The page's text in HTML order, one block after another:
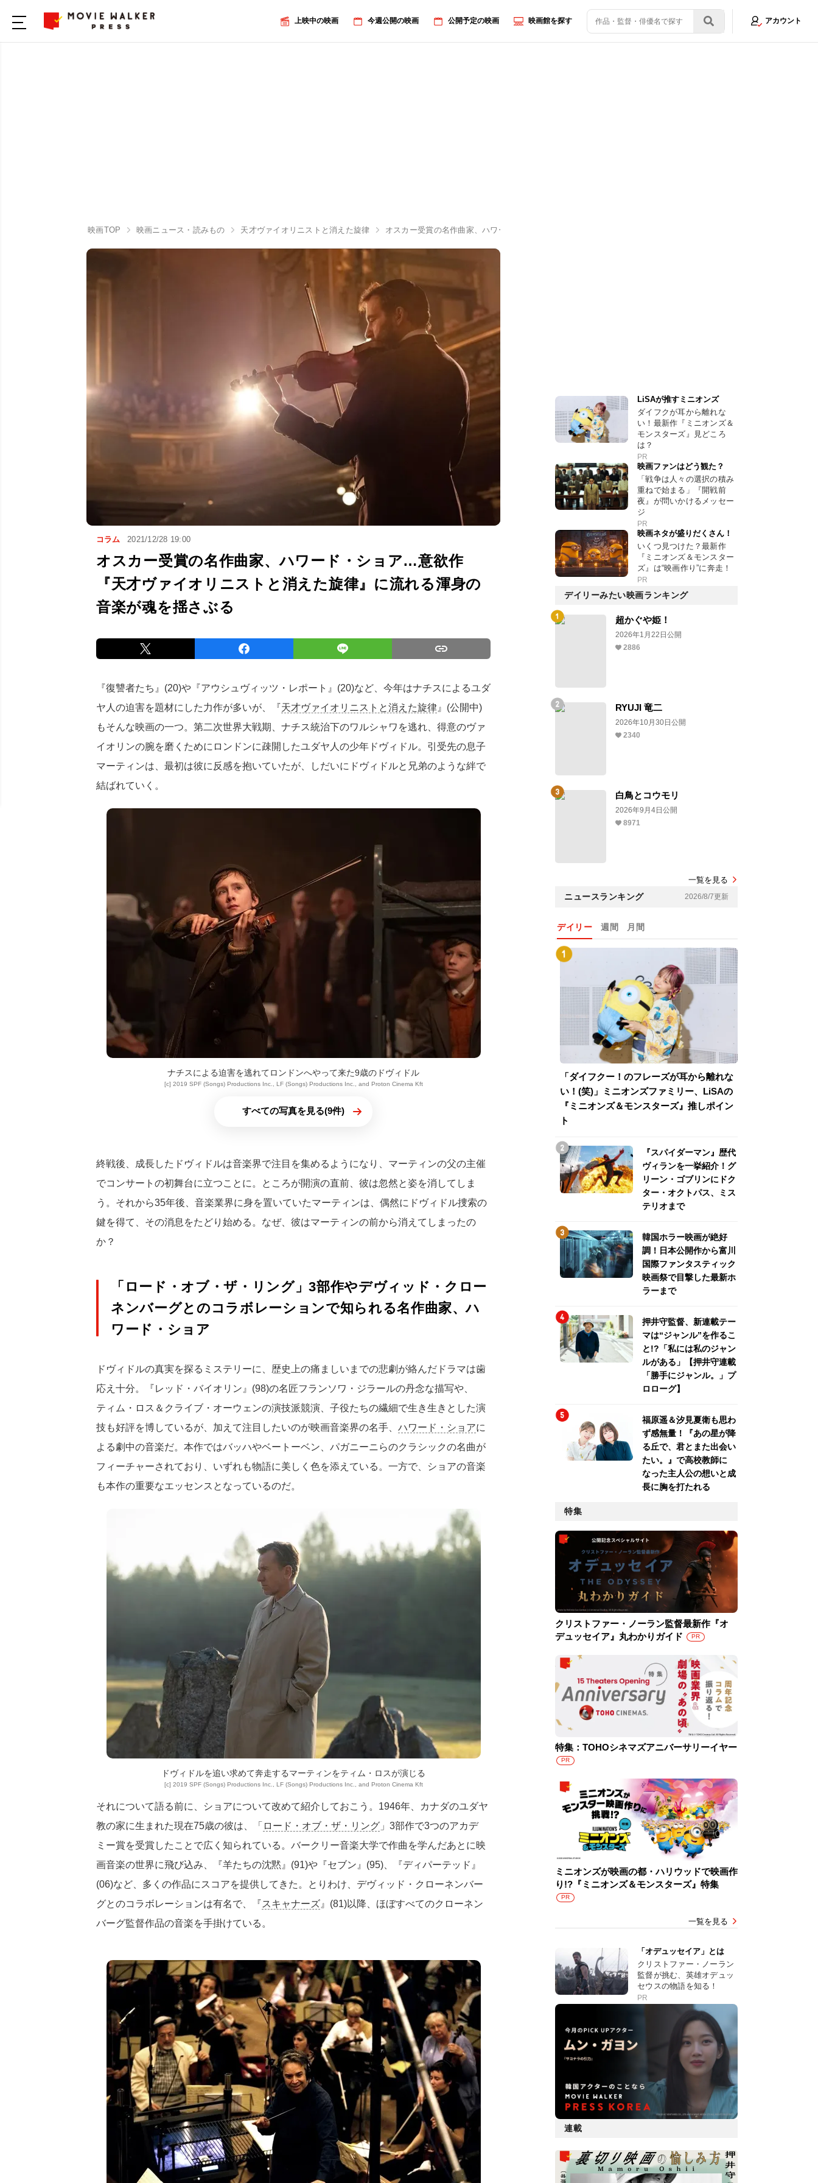
上映中の映画 今週公開の映画 公開予定の映画 映画館を探す アカウント
映画TOP 映画ニュース・読みもの 天才ヴァイオリニストと消えた旋律 オスカー受賞の名作曲家、ハワード・ショア…意欲作『天才ヴァイオリニストと消えた旋律』に流れる渾身の音楽が魂
コラム 2021/12/28 19:00
オスカー受賞の名作曲家、ハワード・ショア…意欲作
『天才ヴァイオリニストと消えた旋律』に流れる渾身の
音楽が魂を揺さぶる
『復讐者たち』(20)や『アウシュヴィッツ・レポート』(20)など、今年はナチスによるユダ
ヤ人の迫害を題材にした力作が多いが、『天才ヴァイオリニストと消えた旋律 』(公開中)
もそんな映画の一つ。第二次世界大戦期、ナチス統治下のワルシャワを逃れ、得意のヴァ
イオリンの腕を磨くためにロンドンに疎開したユダヤ人の少年ドヴィドル。引受先の息子
マーティンは、最初は彼に反感を抱いていたが、しだいにドヴィドルと兄弟のような絆で
結ばれていく。
ナチスによる迫害を逃れてロンドンへやって来た9歳のドヴィドル
[c] 2019 SPF (Songs) Productions Inc., LF (Songs) Productions Inc., and Proton Cinema Kft
すべての写真を見る(9件)
終戦後、成長したドヴィドルは音楽界で注目を集めるようになり、マーティンの父の主催
でコンサートの初舞台に立つことに。ところが開演の直前、彼は忽然と姿を消してしま
う。それから35年後、音楽業界に身を置いていたマーティンは、偶然にドヴィドル捜索の
鍵を得て、その消息をたどり始める。なぜ、彼はマーティンの前から消えてしまったの
か？
「ロード・オブ・ザ・リング」3部作やデヴィッド・クロー
ネンバーグとのコラボレーションで知られる名作曲家、ハ
ワード・ショア
ドヴィドルの真実を探るミステリーに、歴史上の痛ましいまでの悲劇が絡んだドラマは歯
応え十分。『レッド・バイオリン』(98)の名匠フランソワ・ジラールの丹念な描写や、
ティム・ロス＆クライブ・オーウェンの演技派競演、子役たちの繊細で生き生きとした演
技も好評を博しているが、加えて注目したいのが映画音楽界の名手、 ハワード・ショアに
よる劇中の音楽だ。本作ではバッハやベートーベン、パガニーニらのクラシックの名曲が
フィーチャーされており、いずれも物語に美しく色を添えている。一方で、ショアの音楽
も本作の重要なエッセンスとなっているのだ。
ドヴィドルを追い求めて奔走するマーティンをティム・ロスが演じる
[c] 2019 SPF (Songs) Productions Inc., LF (Songs) Productions Inc., and Proton Cinema Kft
それについて語る前に、ショアについて改めて紹介しておこう。1946年、カナダのユダヤ
教の家に生まれた現在75歳の彼は、「 ロード・オブ・ザ・リング 」3部作で3つのアカデ
ミー賞を受賞したことで広く知られている。バークリー音楽大学で作曲を学んだあとに映
画音楽の世界に飛び込み、『羊たちの沈黙』(91)や『セブン』(95)、『ディパーテッド』
(06)など、多くの作品にスコアを提供してきた。とりわけ、デヴィッド・クローネンバー
グとのコラボレーションは有名で、『スキャナーズ 』(81)以降、ほぼすべてのクローネン
バーグ監督作品の音楽を手掛けている。
LiSAが推すミニオンズ
ダイフクが耳から離れな
い！最新作『ミニオンズ＆
モンスターズ』見どころ
は？
PR
映画ファンはどう観た？
「戦争は人々の選択の積み
重ねで始まる」『開戦前
夜』が問いかけるメッセー
ジ
PR
映画ネタが盛りだくさん！
いくつ見つけた？最新作
『ミニオンズ＆モンスター
ズ』は“映画作り”に奔走！
PR
デイリーみたい映画ランキング
超かぐや姫！
2026年1月22日公開
2886
RYUJI 竜二
2026年10月30日公開
2340
白鳥とコウモリ
2026年9月4日公開
8971
一覧を見る
ニュースランキング 2026/8/7更新
デイリー 週間 月間
「ダイフクー！のフレーズが耳から離れな
い！(笑)」ミニオンズファミリー、LiSAの
『ミニオンズ＆モンスターズ』推しポイン
ト
『スパイダーマン』歴代
ヴィランを一挙紹介！グ
リーン・ゴブリンにドク
ター・オクトパス、ミス
テリオまで
韓国ホラー映画が絶好
調！日本公開作から富川
国際ファンタスティック
映画祭で目撃した最新ホ
ラーまで
押井守監督、新連載テー
マは“ジャンル”を作るこ
と!?「私には私のジャン
ルがある」【押井守連載
「勝手にジャンル。」プ
ロローグ】
福原遥＆汐見夏衛も思わ
ず感無量！『あの星が降
る丘で、君とまた出会い
たい。』で高校教師に
なった主人公の想いと成
長に胸を打たれる
特集
クリストファー・ノーラン監督最新作『オ
デュッセイア』丸わかりガイド
PR
特集：TOHOシネマズアニバーサリーイヤー
PR
ミニオンズが映画の都・ハリウッドで映画作
り!?『ミニオンズ＆モンスターズ』特集
PR
一覧を見る
「オデュッセイア」とは
クリストファー・ノーラン
監督が挑む、英雄オデュッ
セウスの物語を知る！
PR
連載